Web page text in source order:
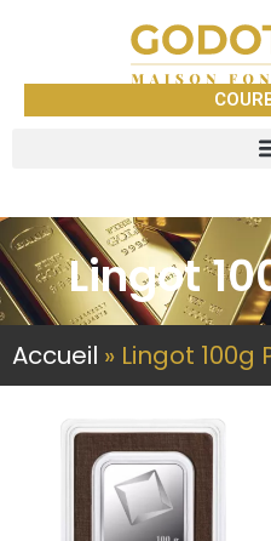
Lingot
Accueil » Lingot 100g